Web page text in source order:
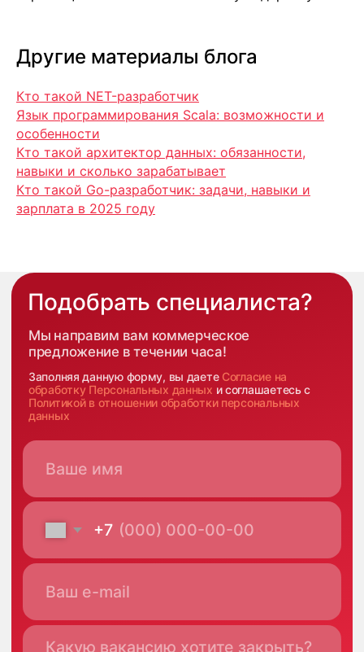
Другие материалы блога
Кто такой NET-разработчик
Язык программирования Scala: возможности и
особенности
Кто такой архитектор данных: обязанности,
навыки и сколько зарабатывает
Кто такой Go-разработчик: задачи, навыки и
зарплата в 2025 году
О нас
Экспертиза
Цены
Кейсы
Клиенты
Имплант
Блог
Agios Georgios
Chavouzas, office 1-2